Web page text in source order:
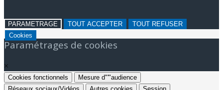
PARAMETRAGE TOUT ACCEPTER
TOUT REFUSER
Cookies
Paramétrages de cookies
×
Cookies fonctionnels
Mesure d"'"audience